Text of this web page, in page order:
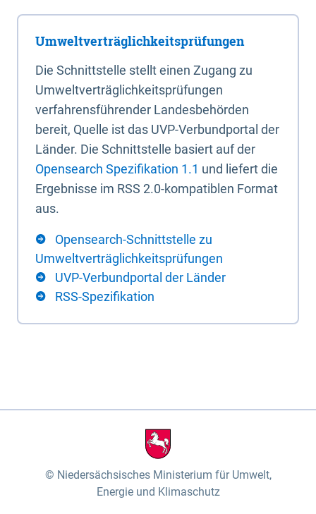
Umweltverträglichkeitsprüfungen
Die Schnittstelle stellt einen Zugang zu
Umweltverträglichkeitsprüfungen
verfahrensführender Landesbehörden
bereit, Quelle ist das UVP-Verbundportal der
Länder. Die Schnittstelle basiert auf der
Opensearch Spezifikation 1.1 und liefert die
Ergebnisse im RSS 2.0-kompatiblen Format
aus.
Opensearch-Schnittstelle zu
Umweltverträglichkeitsprüfungen
UVP-Verbundportal der Länder
RSS-Spezifikation
Niedersächsisches Ministerium für Umwelt,
Energie und Klimaschutz